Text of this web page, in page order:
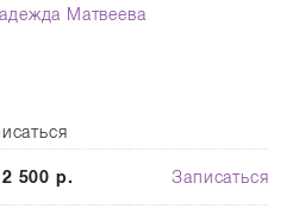
Матвеева
500 р. Записаться